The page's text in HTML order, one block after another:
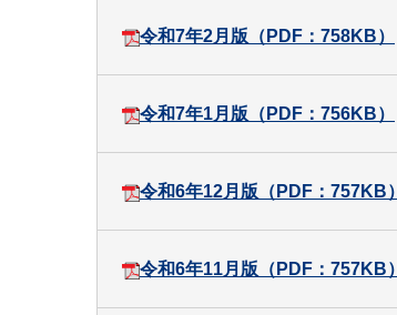
令和7年2月版（PDF：758KB）
令和7年1月版（PDF：756KB）
令和6年12月版（PDF：757KB）
令和6年11月版（PDF：757KB）